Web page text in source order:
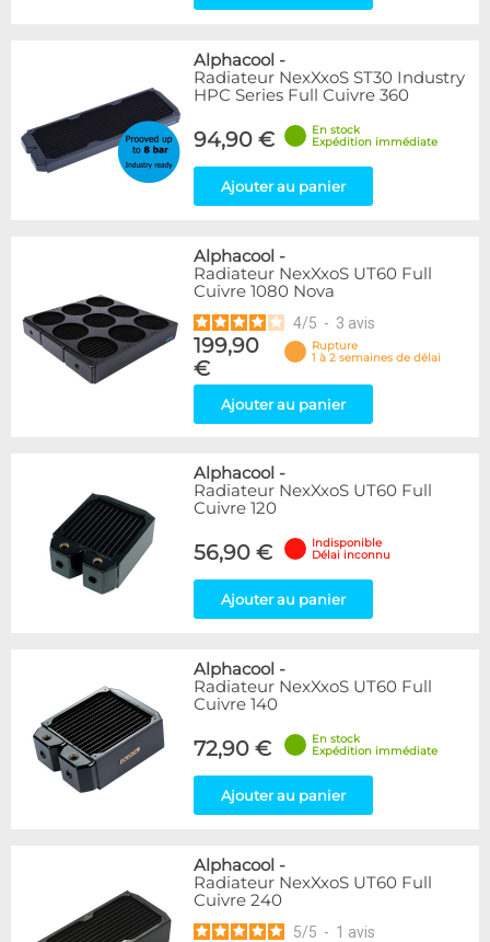
Alphacool -
Radiateur NexXxoS ST30 Industry
HPC Series Full Cuivre 360
94,90 €
En stock
Expédition immédiate
Ajouter au panier
Alphacool -
Radiateur NexXxoS UT60 Full
Cuivre 1080 Nova
4/5 - 3 avis
199,90
€
Rupture
1 à 2 semaines de délai
Ajouter au panier
Alphacool -
Radiateur NexXxoS UT60 Full
Cuivre 120
56,90 €
Indisponible
Délai inconnu
Ajouter au panier
Alphacool -
Radiateur NexXxoS UT60 Full
Cuivre 140
72,90 €
En stock
Expédition immédiate
Ajouter au panier
Alphacool -
Radiateur NexXxoS UT60 Full
Cuivre 240
5/5 - 1 avis